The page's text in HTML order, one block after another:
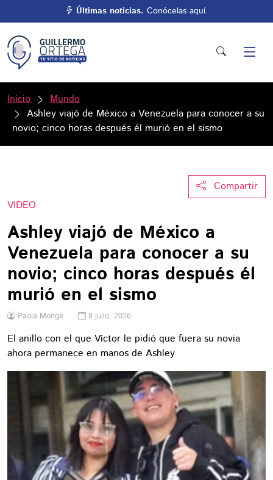
Últimas noticias. Conócelas aquí.
Inicio
Mundo
Ashley viajó de México a Venezuela para conocer a su
novio; cinco horas después él murió en el sismo
Compartir
VIDEO
Ashley viajó de México a
Venezuela para conocer a su
novio; cinco horas después él
murió en el sismo
Paola Monge 8 julio, 2026
El anillo con el que Víctor le pidió que fuera su novia
ahora permanece en manos de Ashley